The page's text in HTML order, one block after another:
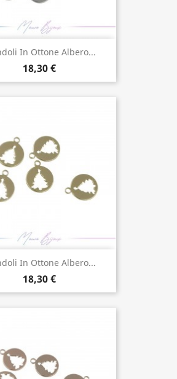
In Ottone Albero...
18,30 €
In Ottone Albero...
18,30 €